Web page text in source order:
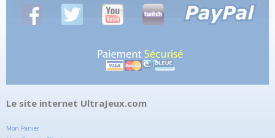
Le site internet UltraJeux.com
Mon Panier